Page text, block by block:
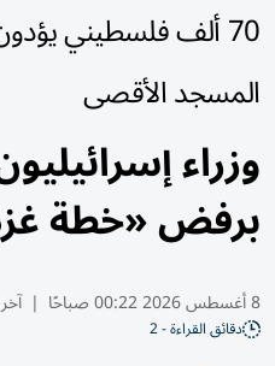
70 ألف فلسطيني
المسجد الأقصى
وزراء
برفض «خطة
8 أغسطس 2026 00:22 صباحًا |
دقائق القراءة - 2